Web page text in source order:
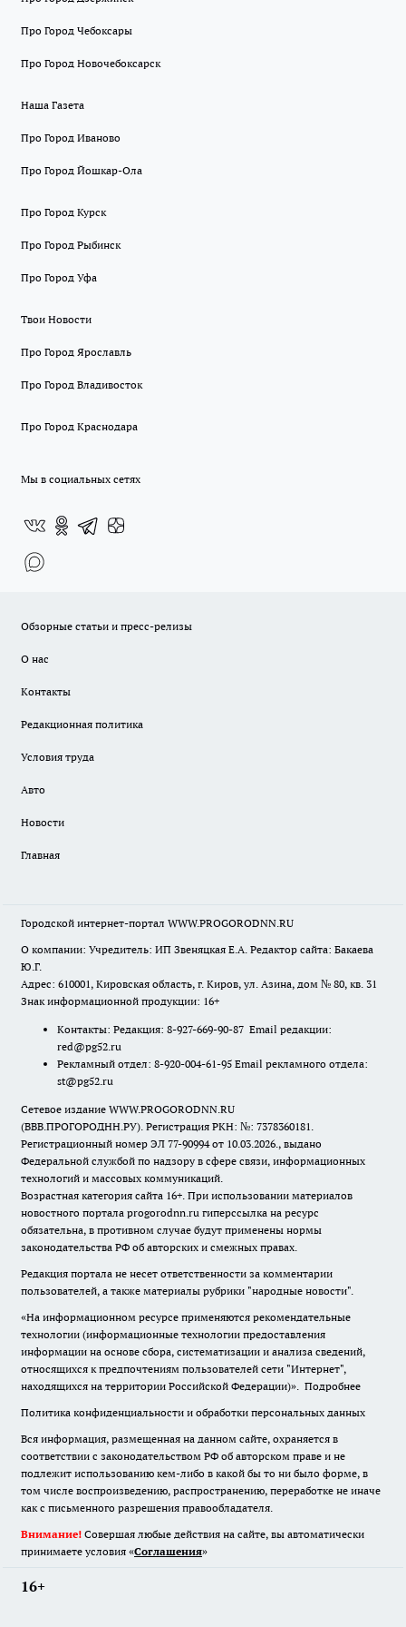
Про Город Чебоксары
Про Город Новочебоксарск
Наша Газета
Про Город Иваново
Про Город Йошкар-Ола
Про Город Курск
Про Город Рыбинск
Про Город Уфа
Твои Новости
Про Город Ярославль
Про Город Владивосток
Про Город Краснодара
Мы в социальных сетях
Обзорные статьи и пресс-релизы
О нас
Контакты
Редакционная политика
Условия труда
Авто
Новости
Главная
Городской интернет-портал WWW.PROGORODNN.RU
О компании: Учредитель: ИП Звеняцкая Е.А. Редактор сайта: Бакаева
Ю.Г.
Адрес: 610001, Кировская область, г. Киров, ул. Азина, дом № 80, кв. 31
Знак информационной продукции: 16+
Контакты: Редакция: 8-927-669-90-87 Email редакции:
red@pg52.ru
Рекламный отдел: 8-920-004-61-95 Email рекламного отдела:
st@pg52.ru
Сетевое издание WWW.PROGORODNN.RU
(ВВВ.ПРОГОРОДНН.РУ). Регистрация РКН: №: 7378360181.
Регистрационный номер ЭЛ 77-90994 от 10.03.2026., выдано
Федеральной службой по надзору в сфере связи, информационных
технологий и массовых коммуникаций.
Возрастная категория сайта 16+. При использовании материалов
новостного портала progorodnn.ru гиперссылка на ресурс
обязательна, в противном случае будут применены нормы
законодательства РФ об авторских и смежных правах.
Редакция портала не несет ответственности за комментарии
пользователей, а также материалы рубрики "народные новости".
«На информационном ресурсе применяются рекомендательные
технологии (информационные технологии предоставления
информации на основе сбора, систематизации и анализа сведений,
относящихся к предпочтениям пользователей сети "Интернет",
находящихся на территории Российской Федерации)». Подробнее
Политика конфиденциальности и обработки персональных данных
Вся информация, размещенная на данном сайте, охраняется в
соответствии с законодательством РФ об авторском праве и не
подлежит использованию кем-либо в какой бы то ни было форме, в
том числе воспроизведению, распространению, переработке не иначе
как с письменного разрешения правообладателя.
Внимание! Совершая любые действия на сайте, вы автоматически
принимаете условия «Cоглашения»
16+